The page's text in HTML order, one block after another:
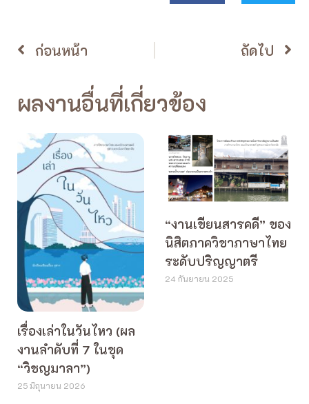
ก่อนหน้า ถัดไป
ผลงานอื่นที่เกี่ยวข้อง
เรื่องเล่าในวันไหว (ผล
งานลำดับที่ 7 ในชุด
“วิชญมาลา”)
25 มิถุนายน 2026
“งานเขียนสารคดี” ของ
นิสิตภาควิชาภาษาไทย
ระดับปริญญาตรี
24 กันยายน 2025